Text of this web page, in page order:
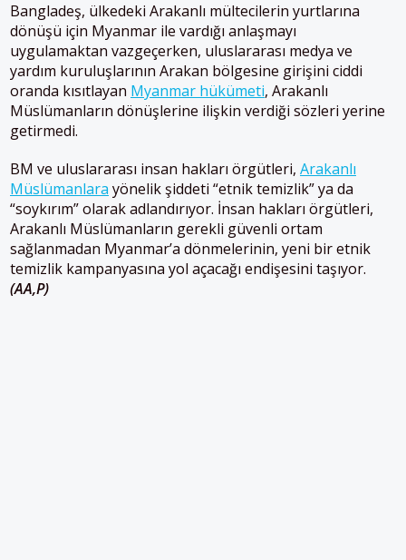
Bangladeş, ülkedeki Arakanlı mültecilerin yurtlarına
dönüşü için Myanmar ile vardığı anlaşmayı
uygulamaktan vazgeçerken, uluslararası medya ve
yardım kuruluşlarının Arakan bölgesine girişini ciddi
oranda kısıtlayan Myanmar hükümeti, Arakanlı
Müslümanların dönüşlerine ilişkin verdiği sözleri yerine
getirmedi.
BM ve uluslararası insan hakları örgütleri, Arakanlı
Müslümanlara yönelik şiddeti “etnik temizlik” ya da
“soykırım” olarak adlandırıyor. İnsan hakları örgütleri,
Arakanlı Müslümanların gerekli güvenli ortam
sağlanmadan Myanmar’a dönmelerinin, yeni bir etnik
temizlik kampanyasına yol açacağı endişesini taşıyor.
(AA,P)